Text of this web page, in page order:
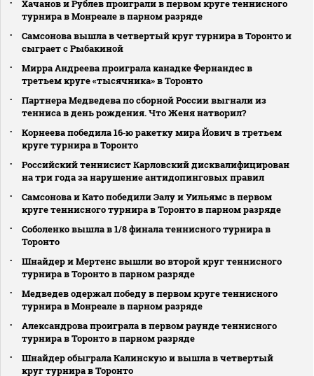
Хачанов и Рублев проиграли в первом круге теннисного
турнира в Монреале в парном разряде
Самсонова вышла в четвертый круг турнира в Торонто и
сыграет с Рыбакиной
Мирра Андреева проиграла канадке Фернандес в
третьем круге «тысячника» в Торонто
Партнера Медведева по сборной России выгнали из
тенниса в день рождения. Что Женя натворил?
Корнеева победила 16‑ю ракетку мира Йович в третьем
круге турнира в Торонто
Российский теннисист Карловский дисквалифицирован
на три года за нарушение антидопинговых правил
Самсонова и Като победили Эалу и Уильямс в первом
круге теннисного турнира в Торонто в парном разряде
Соболенко вышла в 1/8 финала теннисного турнира в
Торонто
Шнайдер и Мертенс вышли во второй круг теннисного
турнира в Торонто в парном разряде
Медведев одержал победу в первом круге теннисного
турнира в Монреале в парном разряде
Александрова проиграла в первом раунде теннисного
турнира в Торонто в парном разряде
Шнайдер обыграла Калинскую и вышла в четвертый
круг турнира в Торонто